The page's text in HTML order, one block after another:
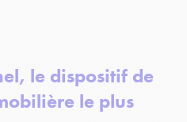
le dispositif de
le plus